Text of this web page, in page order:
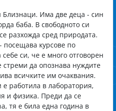
Близнаци. Има две деца - син
баба. В свободното си
разхожда сред природата.
посещава курсове по
си, че е много отговорен
стреми да опознава нуждите
всичките им очаквания.
работила в лаборатория,
и физика. Преди да се
тя е била една година в